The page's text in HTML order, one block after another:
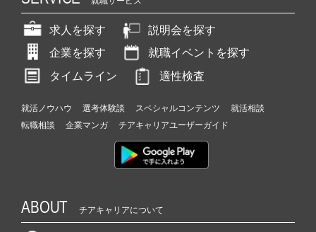
求人を探す
説明会を探す
企業を探す
就職イベントを探す
タイムライン
適性検査
就活ノウハウ 選考体験談 スペシャルコンテンツ
就活相談
転職相談
企業マンガ チアキャリアユーザーガイド
ABOUT チアキャリアについて